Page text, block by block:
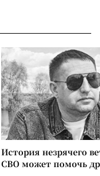
История незрячего
СВО может помочь